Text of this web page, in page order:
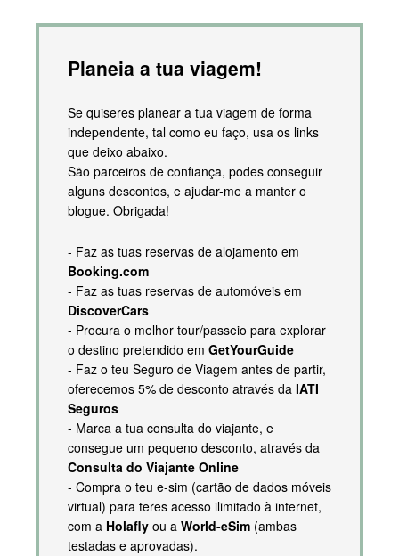
Planeia a tua viagem!
Se quiseres planear a tua viagem de forma
independente, tal como eu faço, usa os links
que deixo abaixo.
São parceiros de confiança, podes conseguir
alguns descontos, e ajudar-me a manter o
blogue. Obrigada!
- Faz as tuas reservas de alojamento em
Booking.com
- Faz as tuas reservas de automóveis em
DiscoverCars
- Procura o melhor tour/passeio para explorar
o destino pretendido em GetYourGuide
- Faz o teu Seguro de Viagem antes de partir,
oferecemos 5% de desconto através da IATI
Seguros
- Marca a tua consulta do viajante, e
consegue um pequeno desconto, através da
Consulta do Viajante Online
- Compra o teu e-sim (cartão de dados móveis
virtual) para teres acesso ilimitado à internet,
com a Holaflyou a World-eSim(ambas
testadas e aprovadas).